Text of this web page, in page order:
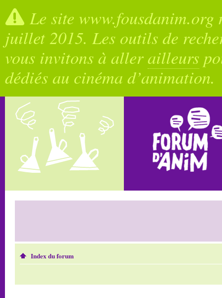
Le site
juillet 2015. Les outils de
vous invitons à allerailleurs
dédiés au cinéma d’animation.
Index du forum